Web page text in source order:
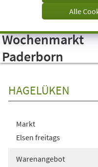
Visuelle
Assistenzsoftware
öffnen.
Alle
Wochenmarkt
Paderborn
HAGELÜKEN
Markt
Elsen freitags
Warenangebot